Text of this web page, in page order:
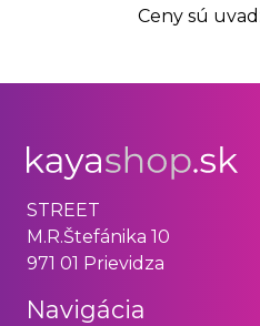
Ceny sú
STREET
M.R.Štefánika 10
971 01 Prievidza
Navigácia